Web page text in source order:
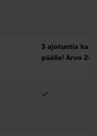
3 ajotuntia
päälle! Arvo